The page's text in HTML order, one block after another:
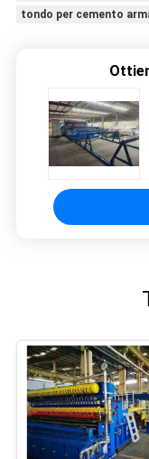
tondo per cemento